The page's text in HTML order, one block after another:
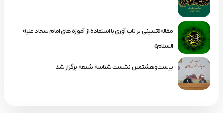
مقاله«تبیینی بر تاب آوری با استفاده از آموزه های امام سجاد علیه
السلام»
بیست‌وهشتمین نشست شناسه شیعه برگزار شد